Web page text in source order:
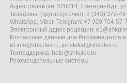
Адрес редакции: 620014, Екатеринбург,
Телефоны (круглосуточно): 8 (343) 379-
WhatsApp, Viber, Telegram: +7 909 704-57-
Электронный адрес редакции:
Контактные данные для Роскомнадзора и
e1info@shkulev.ru, juristekat@shkulev.ru
Техподдержка: help@shkulev.ru
Рекомендательные системы